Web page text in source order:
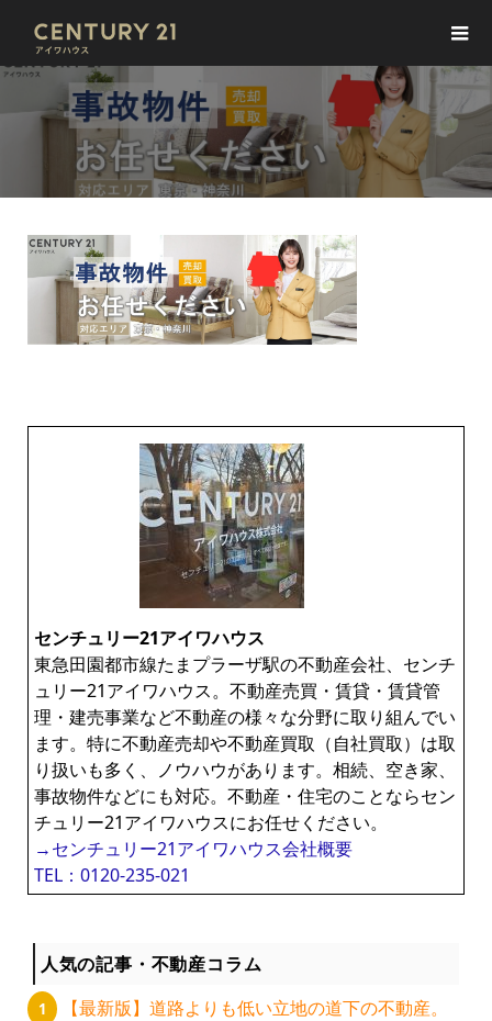
センチュリー21アイワハウス
東急田園都市線たまプラーザ駅の不動産会社、センチ
ュリー21アイワハウス。不動産売買・賃貸・賃貸管
理・建売事業など不動産の様々な分野に取り組んでい
ます。特に不動産売却や不動産買取（自社買取）は取
り扱いも多く、ノウハウがあります。相続、空き家、
事故物件などにも対応。不動産・住宅のことならセン
チュリー21アイワハウスにお任せください。
→センチュリー21アイワハウス会社概要
TEL：0120-235-021
人気の記事・不動産コラム
【最新版】道路よりも低い立地の道下の不動産。